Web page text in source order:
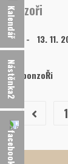
Sponzoři
evam 13. 11.
Naši sponzoŘi
1
Kalendář
Nástěnka2